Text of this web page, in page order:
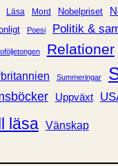
Läsa Mord Nobelpriset
Poesi
Politik &
Relationer
Summeringar
Uppväxt
läsa Vänskap